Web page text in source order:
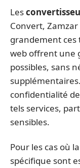
Les
Convert,
grandement ces
web offrent une
possibles, sans
confidentialité
tels services,
sensibles.
Pour les cas où
spécifique sont